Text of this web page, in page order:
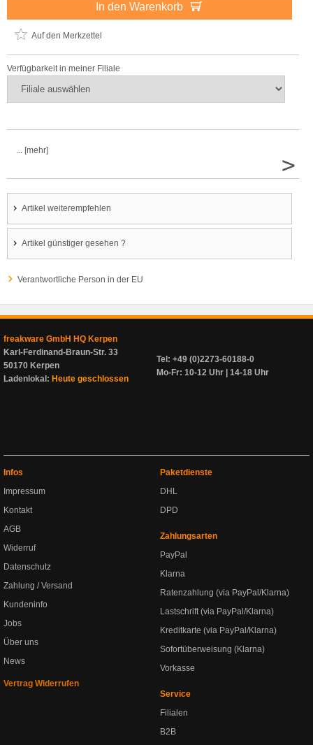
In den Warenkorb
Auf den Merkzettel
Verfügbarkeit in meiner Filiale
... [mehr]
>
Artikel weiterempfehlen
Artikel günstiger gesehen ?
Verantwortliche Person in der EU
freakware GmbH HQ Kerpen
Karl-Ferdinand-Braun-Str. 33
50170 Kerpen
Ladenlokal: Heute geschlossen
Tel: +49 (0)2273-60188-0
Mo-Fr: 10-12 Uhr | 14-18 Uhr
Infos
Impressum
Kontakt
AGB
Widerruf
Datenschutz
Zahlung / Versand
Kundeninfo
Jobs
Über uns
News
Vertrag Widerrufen
Paketdienste
DHL
DPD
Zahlungsarten
PayPal
Klarna
Ratenzahlung (via PayPal/Klarna)
Lastschrift (via PayPal/Klarna)
Kreditkarte (via PayPal/Klarna)
Sofortüberweisung (Klarna)
Vorkasse
Service
Filialen
B2B